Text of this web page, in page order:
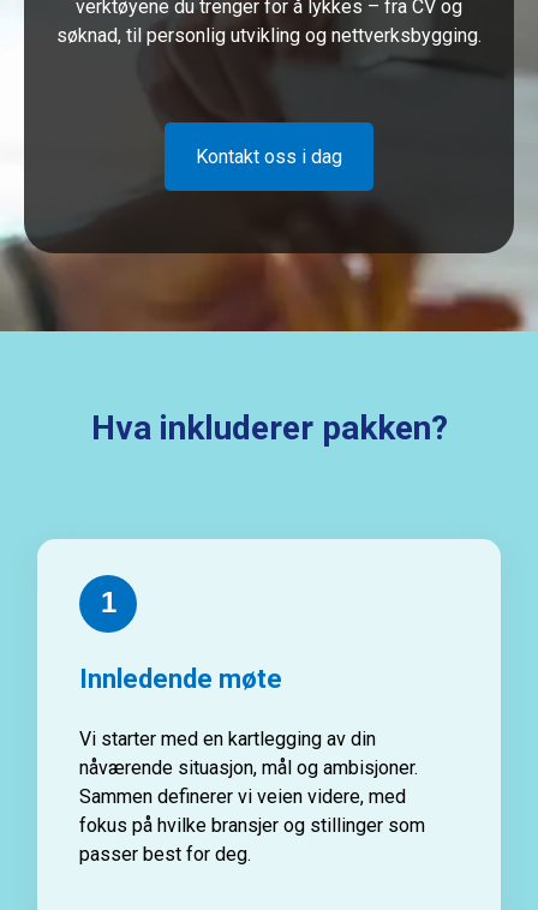
verktøyene du trenger for å lykkes – fra CV og
søknad, til personlig utvikling og nettverksbygging.
Kontakt oss i dag
Hva inkluderer pakken?
1
Innledende møte
Vi starter med en kartlegging av din
nåværende situasjon, mål og ambisjoner.
Sammen definerer vi veien videre, med
fokus på hvilke bransjer og stillinger som
passer best for deg.